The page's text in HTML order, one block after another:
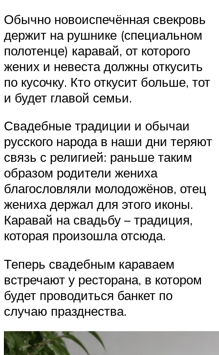
Обычно новоиспечённая свекровь
держит на рушнике (специальном
полотенце) каравай, от которого
жених и невеста должны откусить
по кусочку. Кто откусит больше, тот
и будет главой семьи.
Свадебные традиции и обычаи
русского народа в наши дни теряют
связь с религией: раньше таким
образом родители жениха
благословляли молодожёнов, отец
жениха держал для этого иконы.
Каравай на свадьбу – традиция,
которая произошла отсюда.
Теперь свадебным караваем
встречают у ресторана, в котором
будет проводиться банкет по
случаю празднества.